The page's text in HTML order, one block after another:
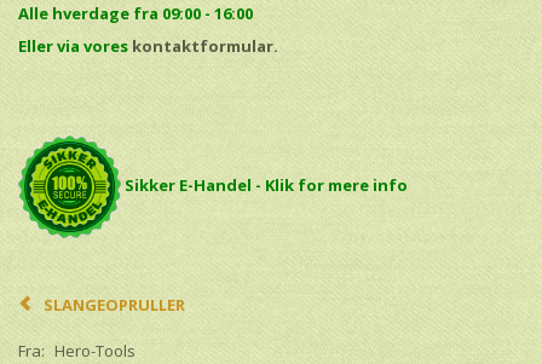
Alle hverdage fra 09:00 - 16:00
Eller via vores kontaktformular.
Sikker E-Handel - Klik for mere info
SLANGEOPRULLER
Fra: Hero-Tools